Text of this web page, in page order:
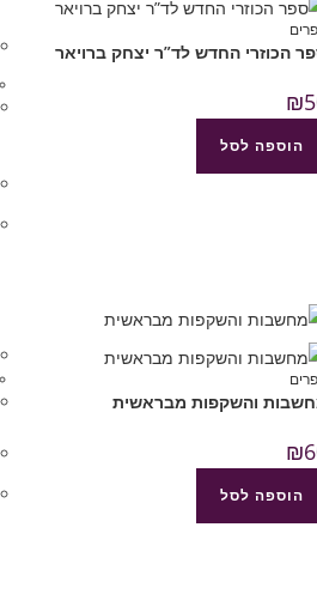
הכוזרי החדש לד”ר יצחק ברויאר
₪
הוספה לסל
והשקפות מבראשית
₪
הוספה לסל